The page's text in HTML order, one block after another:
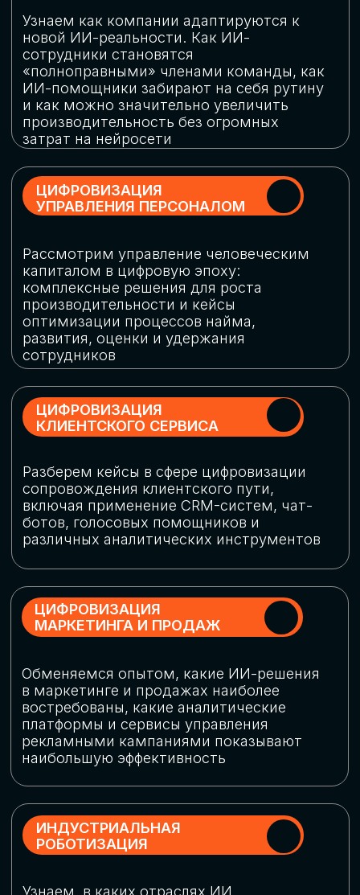
огромную статью затрат
ОБЛАЧНЫЕ ТЕХНОЛОГИИ
Подискутируем, какие облачные решения
существуют на рынке и почему
использование мультиоблачных моделей
не только снижает затраты, но и
«пересборки» бизнес-моделей
СКАЧАТЬ
ПРОГРАММУ
КОНФЕРЕНЦИИ
Оставьте заявку, мы направим вам
программу конференции
СКАЧАТЬ ПРОГРАММУ
СПИКЕРЫ
СТАТЬ СПИКЕРОМ
В конференции участвовали более 120 спикеров